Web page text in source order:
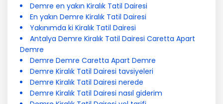
Demre en yakın Kiralık Tatil Dairesi
En yakın Demre Kiralık Tatil Dairesi
Yakınımda ki Kiralık Tatil Dairesi
Antalya Demre Kiralık Tatil Dairesi Caretta Apart
Demre
Demre Demre Caretta Apart Demre
Demre Kiralık Tatil Dairesi tavsiyeleri
Demre Kiralık Tatil Dairesi nerede
Demre Kiralık Tatil Dairesi nasıl giderim